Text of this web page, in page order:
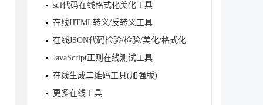
"build", "-t", "test0419", ".");
sql代码在线格式化美化工具
在线HTML转义/反转义工具
在线JSON代码检验/检验/美化/格式化
JavaScript正则在线测试工具
在线生成二维码工具(加强版)
更多在线工具